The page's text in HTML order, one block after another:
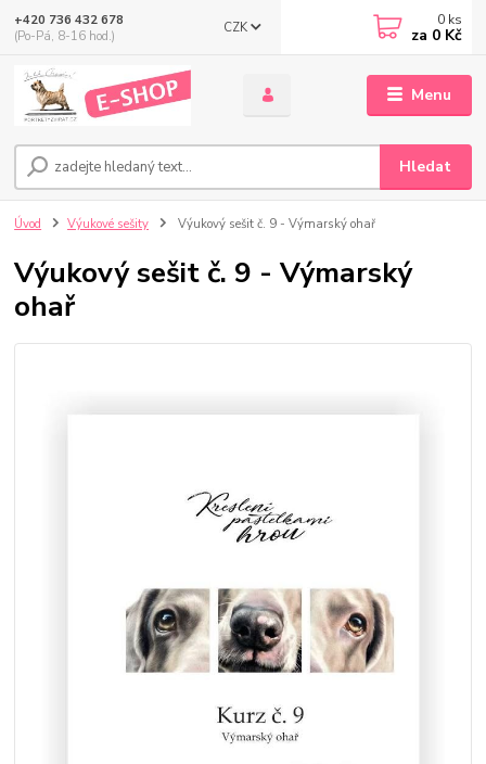
Menu
CZK
Hledat
+420 736 432 678
(Po-Pá, 8-16 hod.)
0 ks
za 0 Kč
Úvod Výukové sešity Výukový sešit č. 9 - Výmarský ohař
Výukový sešit č. 9 - Výmarský
ohař